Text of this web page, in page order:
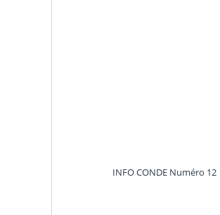
INFO CONDE Numéro 12